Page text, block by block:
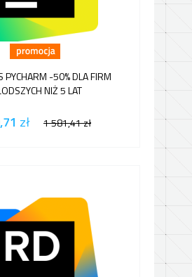
PYCHARM -50% DLA FIRM
NIŻ 5 LAT
zł 1 581,41zł